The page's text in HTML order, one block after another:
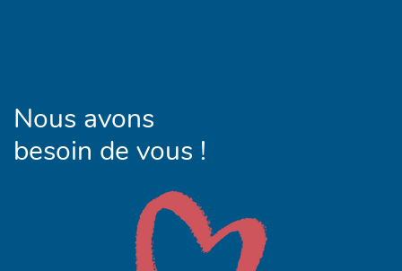
Nous avons
besoin de vous !